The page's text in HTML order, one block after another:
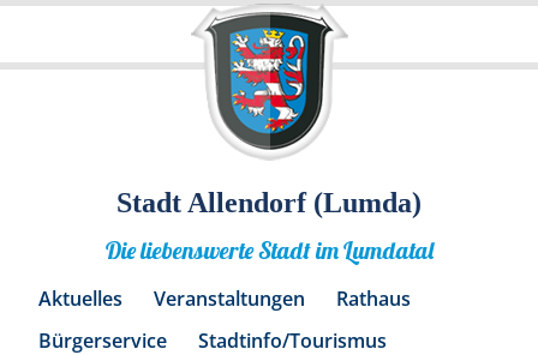
Stadt Allendorf (Lumda)
Die liebenswerte Stadt im Lumdatal
Aktuelles Veranstaltungen
Rathaus
Bürgerservice
Stadtinfo/Tourismus